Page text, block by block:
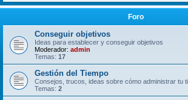
Foro
Conseguir objetivos
Ideas para establecer y conseguir objetivos
Moderador: admin
Temas: 17
Gestión del Tiempo
Consejos, trucos, ideas sobre cómo administrar tu
Temas: 2